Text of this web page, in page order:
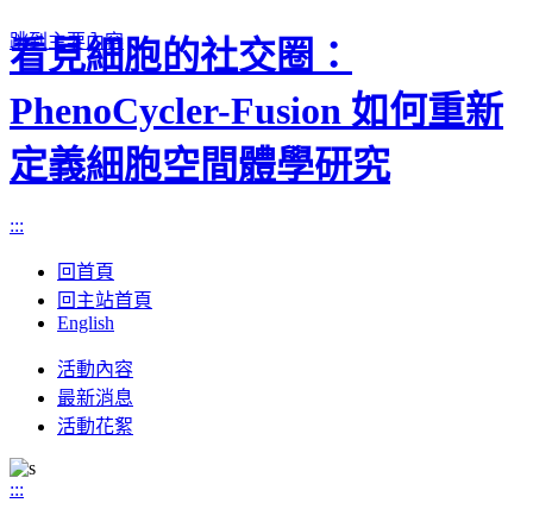
跳到主要內容
看見細胞的社交圈：
PhenoCycler-Fusion 如何重新
定義細胞空間體學研究
:::
回首頁
回主站首頁
English
Toggle
navigation
活動內容
最新消息
活動花絮
:::